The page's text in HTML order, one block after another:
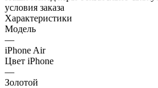
условия заказа
Характеристики
Модель
—
iPhone Air
Цвет iPhone
—
Золотой